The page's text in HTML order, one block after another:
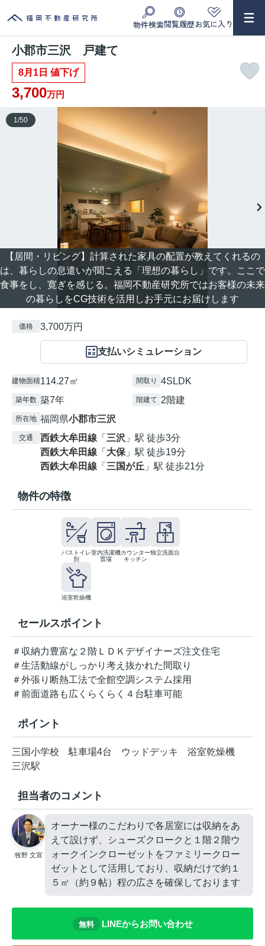
物件検索閲覧履歴お気に入り
小郡市三沢 戸建て
8月1日 値下げ
3,700万円
【居間・リビング】計算された家具の配置が教えてくれるの
は、暮らしの息遣いが聞こえる「理想の暮らし」です。ここで
食事をし、寛ぎを感じる。福岡不動産研究所ではお客様の未来
の暮らしをCG技術を活用しお手元にお届けします
1 /50
価格 3,700万円
支払いシミュレーション
建物面積114.27㎡ 間取り 4SLDK
築年数 築7年 階建て 2階建
所在地 福岡県小郡市三沢
交通 西鉄大牟田線 「 三沢 」駅 徒歩3分
西鉄大牟田線 「 大保 」駅 徒歩19分
西鉄大牟田線 「 三国が丘 」駅 徒歩21分
物件の特徴
バストイレ
別
室内洗濯機
置場
カウンター
キッチン
独立洗面台
浴室乾燥機
セールスポイント
＃収納力豊富な２階ＬＤＫデザイナーズ注文住宅
＃生活動線がしっかり考え抜かれた間取り
＃外張り断熱工法で全館空調システム採用
＃前面道路も広くらくらく４台駐車可能
ポイント
三国小学校 駐車場4台 ウッドデッキ
浴室乾燥機
三沢駅
担当者のコメント
牧野 文宣
オーナー様のこだわりで各居室には収納をあ
えて設けず、シューズクロークと１階２階ウ
ォークインクローゼットをファミリークロー
ゼットとして活用しており、収納だけで約１
５㎡（約９帖）程の広さを確保しております
無料 LINEからお問い合わせ